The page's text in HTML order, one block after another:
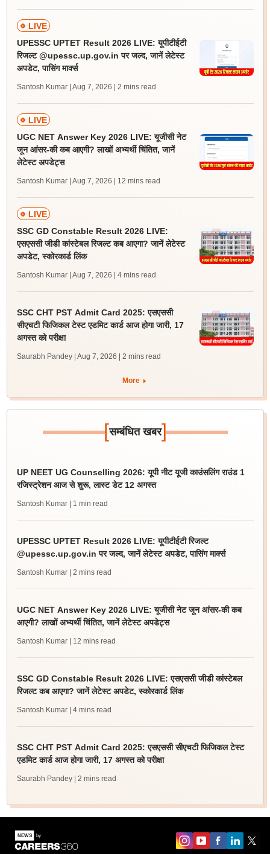
LIVE
UPESSC UPTET Result 2026 LIVE: यूपीटीईटी
रिजल्ट @upessc.up.gov.in पर जल्द, जानें लेटेस्ट
अपडेट, पासिंग मार्क्स
Santosh Kumar | Aug 7, 2026 | 2 mins read
LIVE
UGC NET Answer Key 2026 LIVE: यूजीसी नेट
जून आंसर-की कब आएगी? लाखों अभ्यर्थी चिंतित, जानें
लेटेस्ट अपडेट्स
Santosh Kumar | Aug 7, 2026 | 12 mins read
LIVE
SSC GD Constable Result 2026 LIVE:
एसएससी जीडी कांस्टेबल रिजल्ट कब आएगा? जानें लेटेस्ट
अपडेट, स्कोरकार्ड लिंक
Santosh Kumar | Aug 7, 2026 | 4 mins read
SSC CHT PST Admit Card 2025: एसएससी
सीएचटी फिजिकल टेस्ट एडमिट कार्ड आज होगा जारी, 17
अगस्त को परीक्षा
Saurabh Pandey | Aug 7, 2026 | 2 mins read
More
[सम्बंधित खबर]
UP NEET UG Counselling 2026: यूपी नीट यूजी काउंसलिंग राउंड 1
रजिस्ट्रेशन आज से शुरू, लास्ट डेट 12 अगस्त
Santosh Kumar | 1 min read
UPESSC UPTET Result 2026 LIVE: यूपीटीईटी रिजल्ट
@upessc.up.gov.in पर जल्द, जानें लेटेस्ट अपडेट, पासिंग मार्क्स
Santosh Kumar | 2 mins read
UGC NET Answer Key 2026 LIVE: यूजीसी नेट जून आंसर-की कब
आएगी? लाखों अभ्यर्थी चिंतित, जानें लेटेस्ट अपडेट्स
Santosh Kumar | 12 mins read
SSC GD Constable Result 2026 LIVE: एसएससी जीडी कांस्टेबल
रिजल्ट कब आएगा? जानें लेटेस्ट अपडेट, स्कोरकार्ड लिंक
Santosh Kumar | 4 mins read
SSC CHT PST Admit Card 2025: एसएससी सीएचटी फिजिकल टेस्ट
एडमिट कार्ड आज होगा जारी, 17 अगस्त को परीक्षा
Saurabh Pandey | 2 mins read